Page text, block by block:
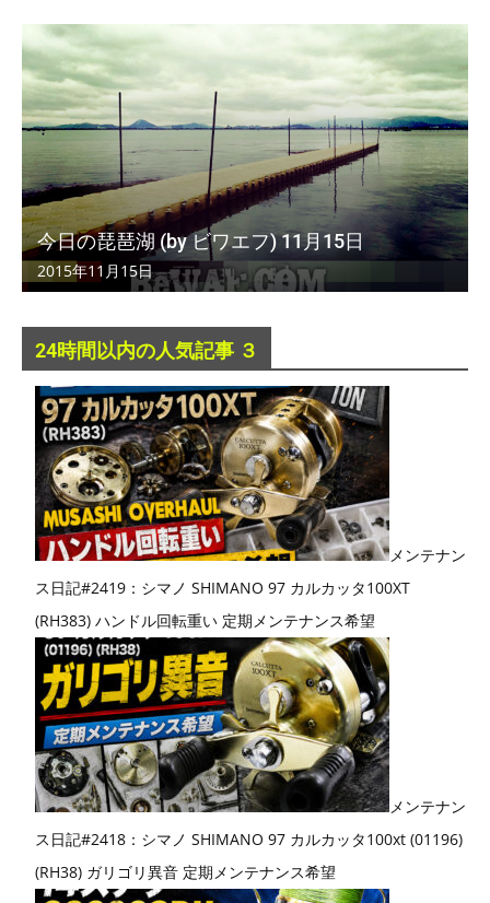
今日の琵琶湖 (by ビワエフ) 11月15日
2015年11月15日
24時間以内の人気記事 ３
メンテナン
ス日記#2419：シマノ SHIMANO 97 カルカッタ100XT
(RH383) ハンドル回転重い 定期メンテナンス希望
メンテナン
ス日記#2418：シマノ SHIMANO 97 カルカッタ100xt (01196)
(RH38) ガリゴリ異音 定期メンテナンス希望